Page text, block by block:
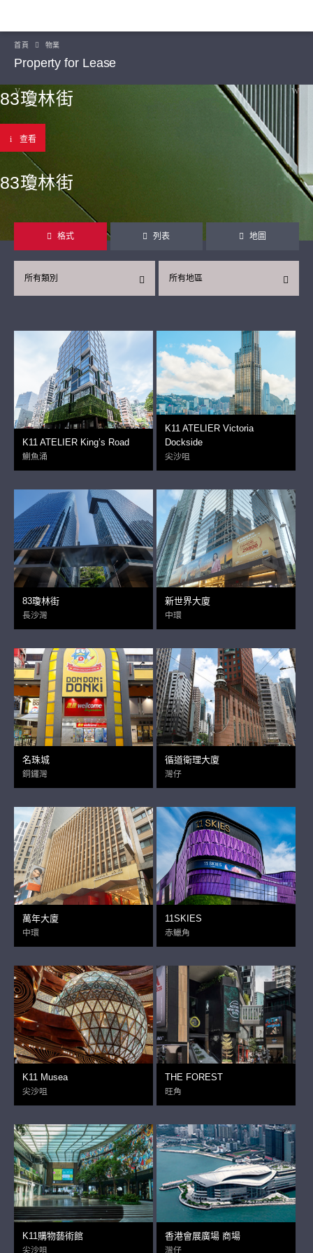
首頁 物業
Property for Lease
83瓊林街
查看
83瓊林街
格式 列表 地圖
所有地區
所有類別
K11 ATELIER King’s Road
鰂魚涌
K11 ATELIER Victoria
Dockside
尖沙咀
83瓊林街
長沙灣
新世界大廈
中環
名珠城
銅鑼灣
循道衛理大廈
灣仔
萬年大廈
中環
11SKIES
赤鱲角
K11 Musea
尖沙咀
THE FOREST
旺角
K11購物藝術館
尖沙咀
香港會展廣場 商場
灣仔